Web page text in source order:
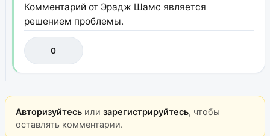
Комментарий от Эрадж Шамс является
решением проблемы.
0
Авторизуйтесьили зарегистрируйтесь, чтобы
оставлять комментарии.